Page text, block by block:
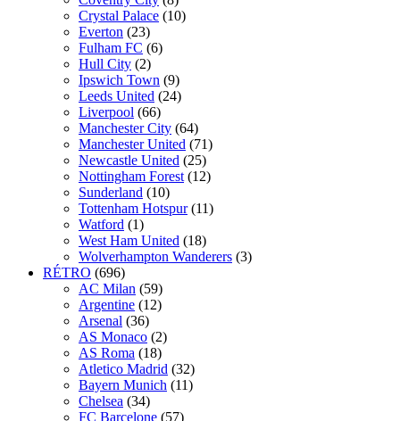
Crystal Palace (10)
Everton (23)
Fulham FC (6)
Hull City (2)
Ipswich Town (9)
Leeds United (24)
Liverpool (66)
Manchester City (64)
Manchester United (71)
Newcastle United (25)
Nottingham Forest (12)
Sunderland (10)
Tottenham Hotspur (11)
Watford (1)
West Ham United (18)
Wolverhampton Wanderers (3)
RÉTRO (696)
AC Milan (59)
Argentine (12)
Arsenal (36)
AS Monaco (2)
AS Roma (18)
Atletico Madrid (32)
Bayern Munich (11)
Chelsea (34)
FC Barcelone (57)